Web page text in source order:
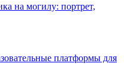
на могилу: портрет,
платформы для